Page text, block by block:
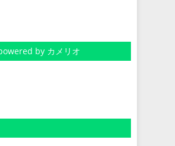
by カメリオ